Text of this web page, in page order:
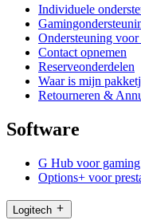
Individuele
Ondersteuning
Contact opnemen
Reserveonderdelen
Waar is mijn
Retourneren &
Software
G Hub voor
Options+ voor
Logitech